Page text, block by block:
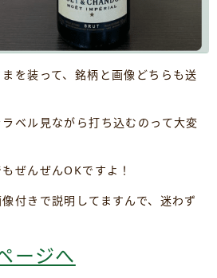
を装って、銘柄と画像どちらも送
ベル見ながら打ち込むのって大変
ぜんぜんOKですよ！
付きで説明してますんで、迷わず
ージへ